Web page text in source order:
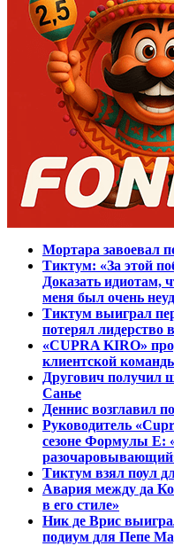
Мортара завоевал
Тиктум: «За этой
Доказать идиотам,
меня был очень
Тиктум выиграл
потерял лидерство
«CUPRA KIRO»
клиентской
Другович получил
Санье
Деннис возглавил
Руководитель
сезоне Формулы
Тиктум взял поул
Авария между да
в его стиле»
Ник де Врис
подиум для Пепе